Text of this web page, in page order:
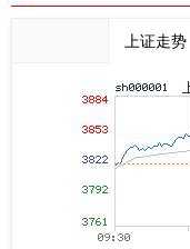
上证走势